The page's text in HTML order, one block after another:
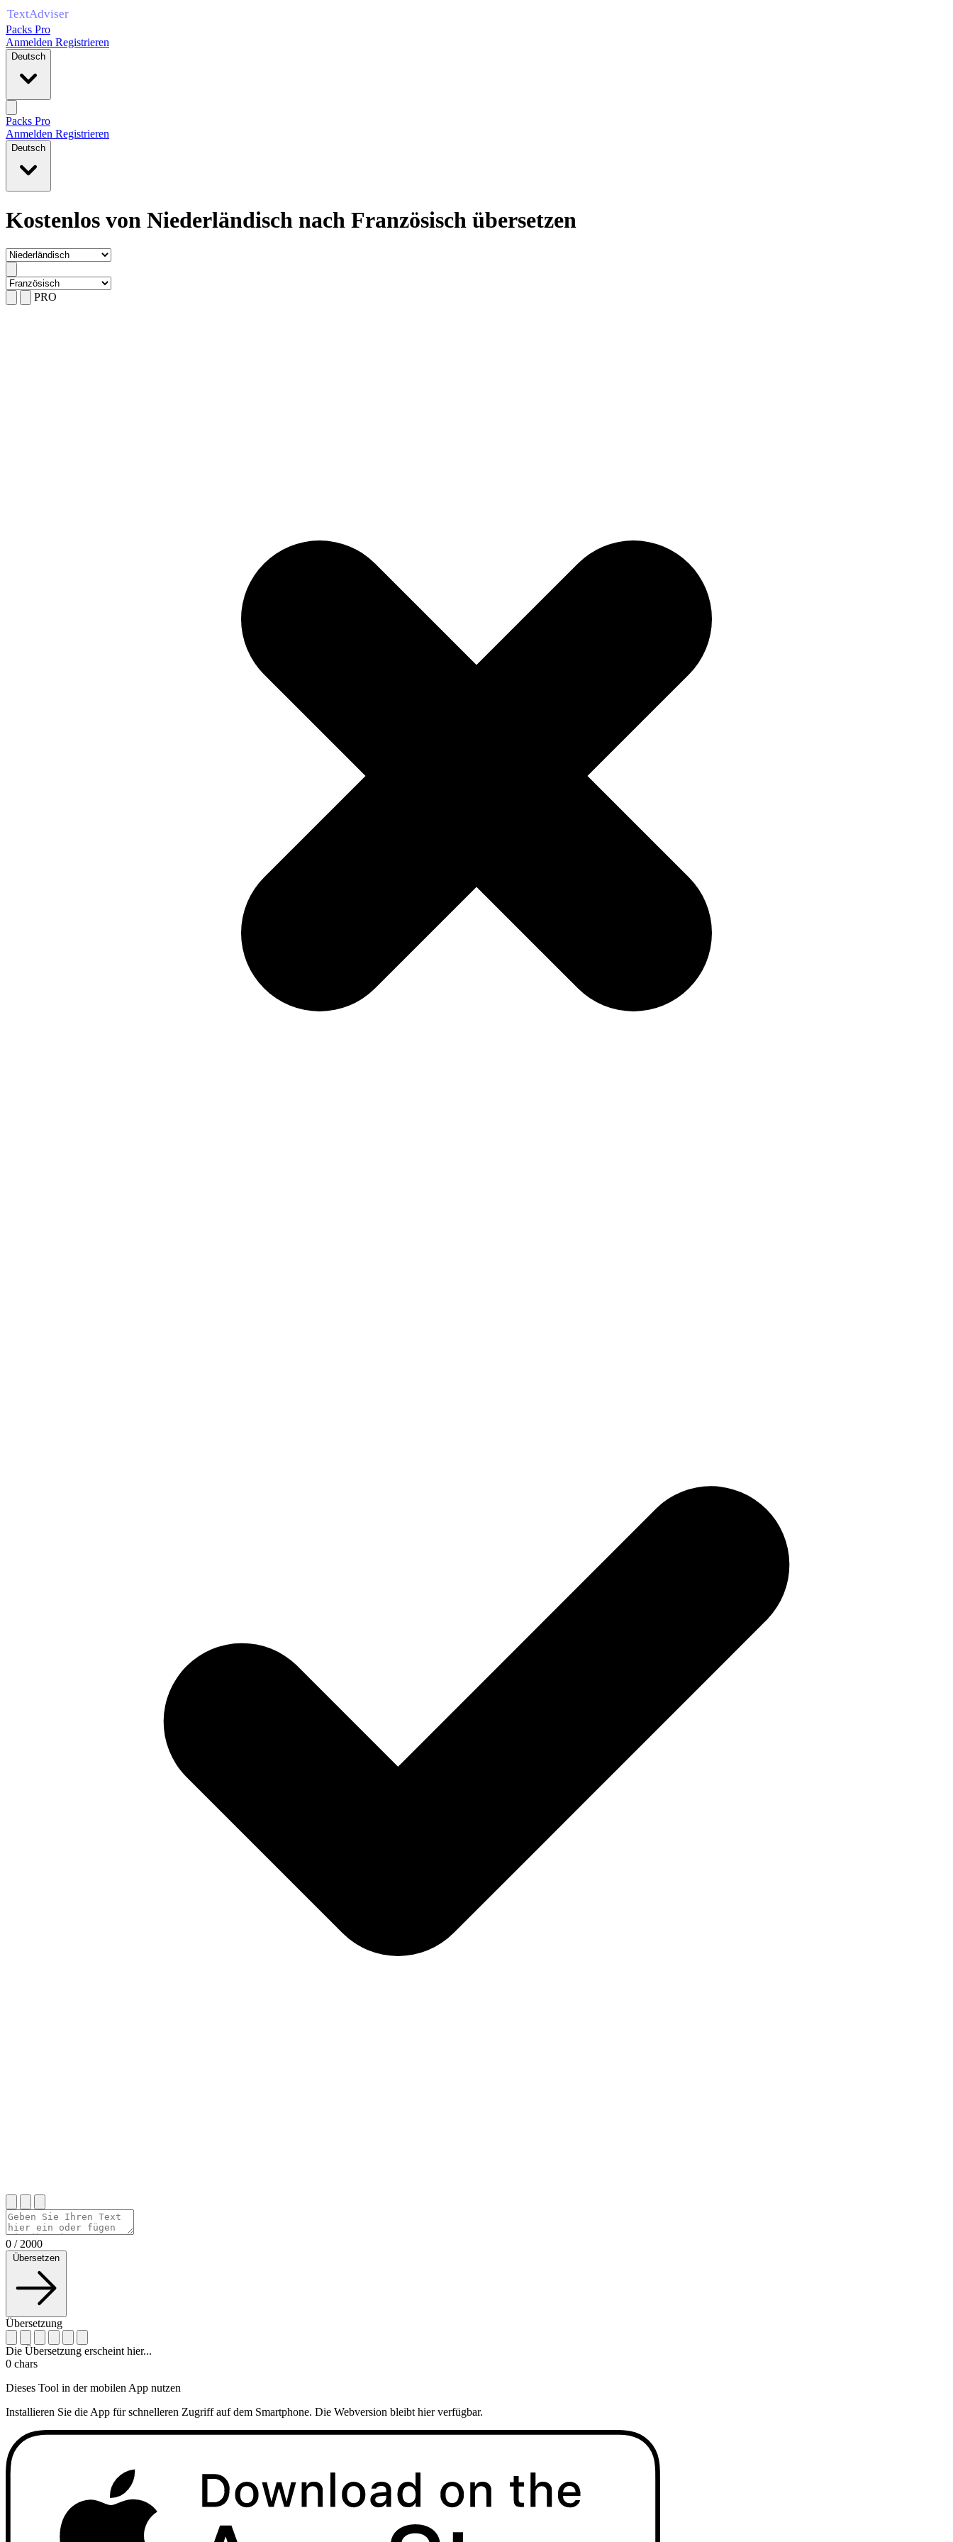
Packs Pro
Anmelden Registrieren
Deutsch
Packs Pro
Anmelden Registrieren
Deutsch
Kostenlos von Niederländisch nach Französisch übersetzen
PRO
0 / 2000
Übersetzen
Übersetzung
Die Übersetzung erscheint hier...
0 chars
Dieses Tool in der mobilen App nutzen
Installieren Sie die App für schnelleren Zugriff auf dem Smartphone. Die Webversion bleibt hier verfügbar.